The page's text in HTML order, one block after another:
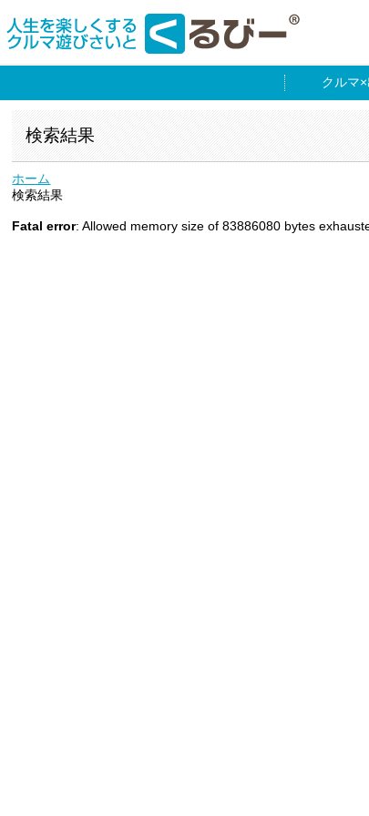
検索結果
ホーム
検索結果
Fatal error: Allowed memory size of 83886080 bytes